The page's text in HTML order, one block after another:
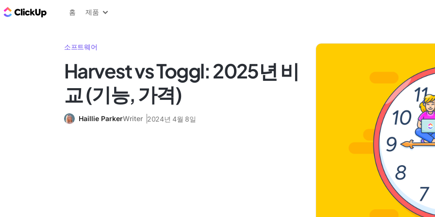
ClickUp 블로그
홈 제품
소프트웨어
Harvest vs Toggl: 2025년 비
교 (기능, 가격)
Haillie ParkerWriter 2024년 4월 8일